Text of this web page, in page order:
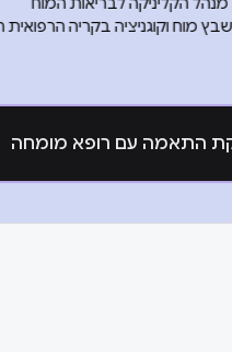
התאמה עם רופא מומחה